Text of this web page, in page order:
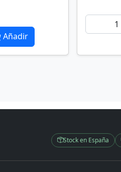
Añadir
Stock en España